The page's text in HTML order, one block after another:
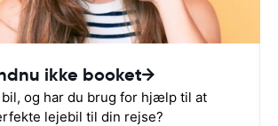
ikke booket
og har du brug for hjælp til at
lejebil til din rejse?